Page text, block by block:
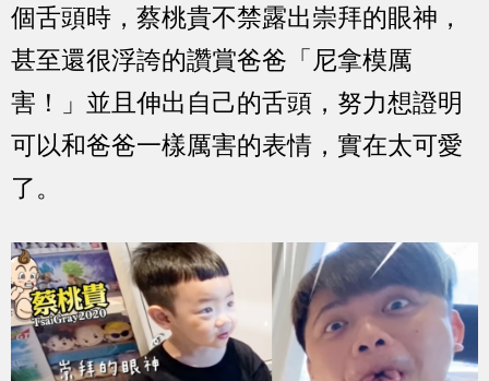
個舌頭時，蔡桃貴不禁露出崇拜的眼神，
甚至還很浮誇的讚賞爸爸「尼拿模厲
害！」並且伸出自己的舌頭，努力想證明
可以和爸爸一樣厲害的表情，實在太可愛
了。